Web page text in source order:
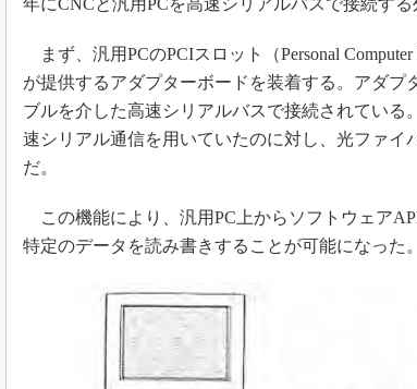
年にCNCと汎用PCを高速シリアルバスで接続す
まず、汎用PCのPCIスロット（Personal
が提供するアダプターボードを装着する。アダプ
ブルを介した高速シリアルバスで接続されてい
速シリアル通信を用いていたのに対し、光ファイ
だ。
この機能により、汎用PC上からソフトウェア
特定のデータを読み書きすることが可能になった。